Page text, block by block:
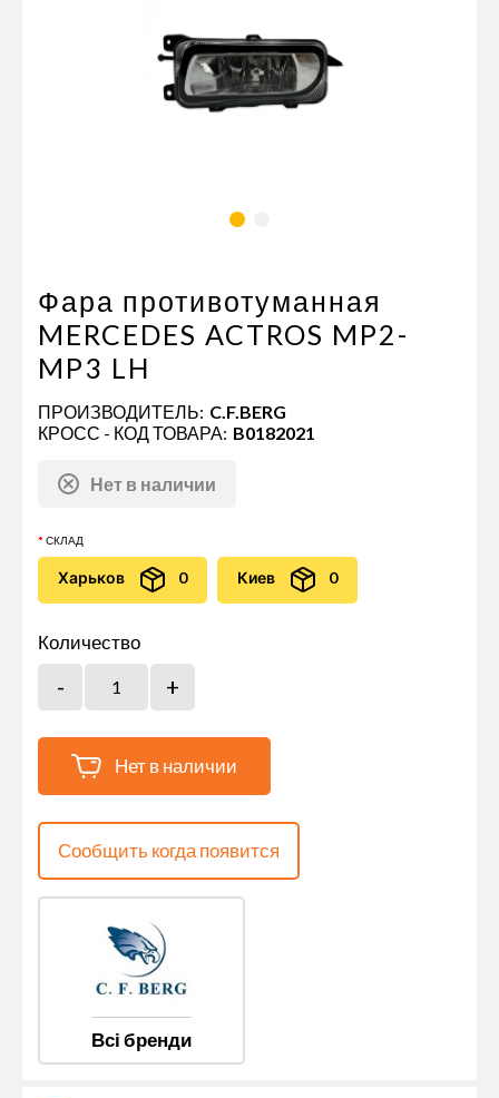
кондиционировани
Стяжные ремни и тросы
Фара противотуманная
MERCEDES ACTROS MP2-
MP3 LH
ПРОИЗВОДИТЕЛЬ: C.F.BERG
КРОСС - КОД ТОВАРА: B0182021
Нет в наличии
СКЛАД
Харьков 0 Киев 0
Количество
Нет в наличии
Сообщить когда появится
Всі бренди